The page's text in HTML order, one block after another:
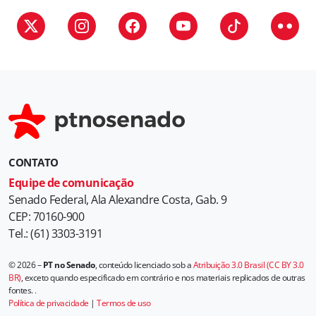
CONTATO
Equipe de comunicação
Senado Federal, Ala Alexandre Costa, Gab. 9
CEP: 70160-900
Tel.: (61) 3303-3191
© 2026 –PT no Senado, conteúdo licenciado sob aAtribuição 3.0 Brasil (CC BY 3.0
BR), exceto quando especificado em contrário e nos materiais replicados de outras
fontes..
Política de privacidade | Termos de uso